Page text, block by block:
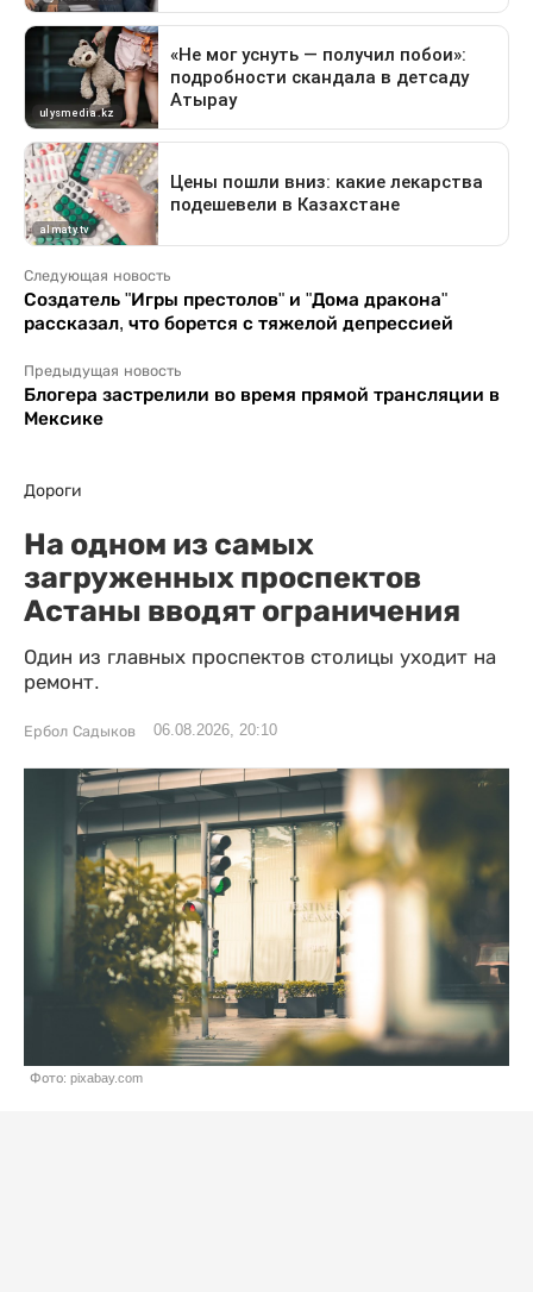
Следующая новость
Создатель "Игры престолов" и "Дома дракона"
рассказал, что борется с тяжелой депрессией
Предыдущая новость
Блогера застрелили во время прямой трансляции в
Мексике
Дороги
На одном из самых
загруженных проспектов
Астаны вводят ограничения
Один из главных проспектов столицы уходит на
ремонт.
Ербол Садыков 06.08.2026, 20:10
Фото: pixabay.com